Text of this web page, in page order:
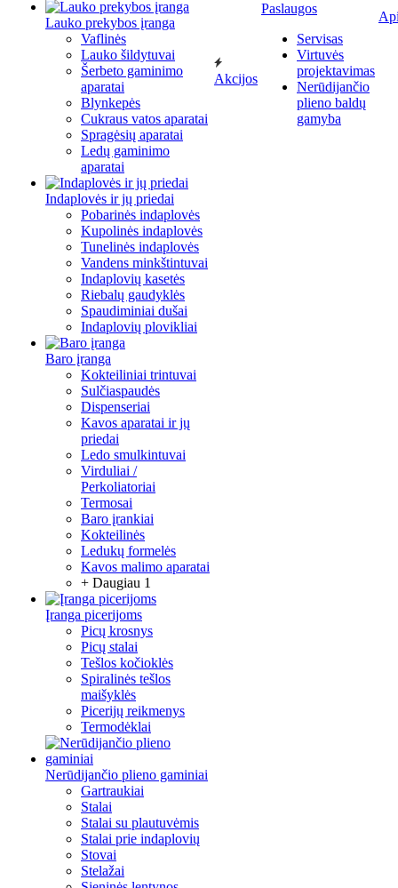
Lauko prekybos įranga
Vaflinės
Lauko šildytuvai
Šerbeto gaminimo
aparatai
Blynkepės
Cukraus vatos aparatai
Spragėsių aparatai
Ledų gaminimo
aparatai
Indaplovės ir jų priedai
Pobarinės indaplovės
Kupolinės indaplovės
Tunelinės indaplovės
Vandens minkštintuvai
Indaplovių kasetės
Riebalų gaudyklės
Spaudiminiai dušai
Indaplovių plovikliai
Baro įranga
Kokteiliniai trintuvai
Sulčiaspaudės
Dispenseriai
Kavos aparatai ir jų
priedai
Ledo smulkintuvai
Virduliai /
Perkoliatoriai
Termosai
Baro įrankiai
Kokteilinės
Ledukų formelės
Kavos malimo aparatai
+ Daugiau 1
Įranga picerijoms
Picų krosnys
Picų stalai
Tešlos kočioklės
Spiralinės tešlos
maišyklės
Picerijų reikmenys
Termodėklai
Nerūdijančio plieno gaminiai
Gartraukiai
Stalai
Stalai su plautuvėmis
Stalai prie indaplovių
Stovai
Stelažai
Akcijos
Paslaugos
Servisas
Virtuvės
projektavimas
Nerūdijančio
plieno baldų
gamyba